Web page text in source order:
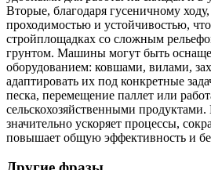
Вторые, благодаря гусеничному
проходимостью и устойчивостью,
стройплощадках со сложным
грунтом. Машины могут быть
оборудованием: ковшами, вилами,
адаптировать их под конкретные
песка, перемещение паллет или
сельскохозяйственными
значительно ускоряет процессы,
повышает общую эффективность и